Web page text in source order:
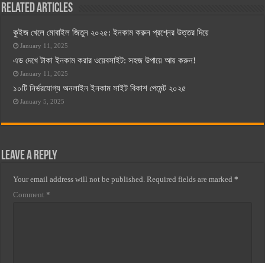
Related Articles
কুইজ খেলে মোবাইল জিতুন ২০২৫: ইনকাম করুন প্রশ্নের উত্তর দিয়ে
January 11, 2025
এড দেখে টাকা ইনকাম করার ওয়েবসাইট: সহজ উপায়ে আয় করুন!
January 11, 2025
১০টি নির্ভরযোগ্য অনলাইন ইনকাম সাইট বিকাশ পেমেন্ট ২০২৫
January 5, 2025
Leave a Reply
Your email address will not be published. Required fields are marked*
Comment *